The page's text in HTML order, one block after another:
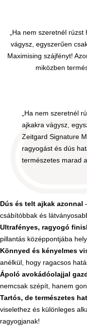
„Ha nem szeretnél
vágysz, egyszerűen
Maximising szájfényt!
miközben
„Ha nem szeretnél
ajkakra vágysz,
Zeitgard Signature
ragyogást és dús
természetes marad
Dús és telt ajkak azonnal
csábítóbbak és
Ultrafényes, ragyogó
pillantás középpontjába
Könnyed és kényelmes
anélkül, hogy ragacsos
Ápoló avokádóolajjal
nemcsak szépít, hanem
Tartós, de természetes
viselethez és különleges
ragyogjanak!